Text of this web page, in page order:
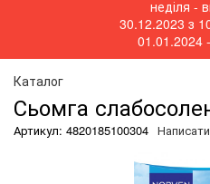
неділя -
30.12.2023 з
01.01.2024
Каталог
Сьомга
Артикул: 4820185100304